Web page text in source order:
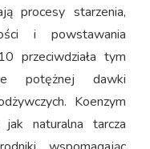
procesy starzenia,
i powstawania
przeciwdziała tym
potężnej dawki
Koenzym
naturalna tarcza